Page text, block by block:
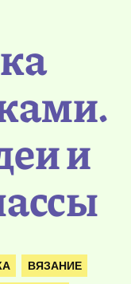
и
ВЯЗАНИЕ